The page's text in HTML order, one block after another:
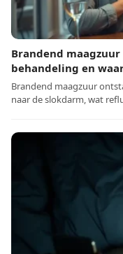
Brandend
behandeling en
Brandend maagzuur
naar de slokdarm, wat